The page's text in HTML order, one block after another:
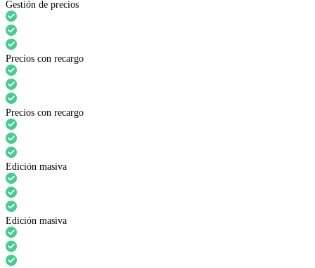
Gestión de precios
Precios con recargo
Precios con recargo
Edición masiva
Edición masiva